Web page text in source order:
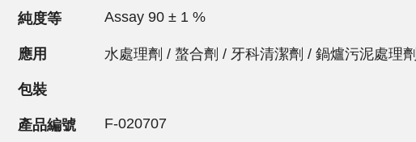
純度等 Assay 90 ± 1 %
應用 水處理劑 / 螯合劑 / 牙科清潔劑 / 鍋爐污泥處理劑
包裝
產品編號 F-020707